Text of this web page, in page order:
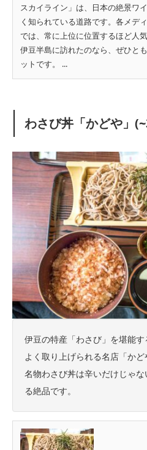
スカイライン」は、日本の絶景ワ
く知られている道路です。各メデ
では、常に上位に位置するほど人
伊豆半島に訪れたのなら、ぜひと
ットです。 ...
わさび丼「かどや」
伊豆の特産「わさび」を堪能
よく取り上げられる名店「かど
名物わさび丼は辛いだけじゃ
る絶品です。